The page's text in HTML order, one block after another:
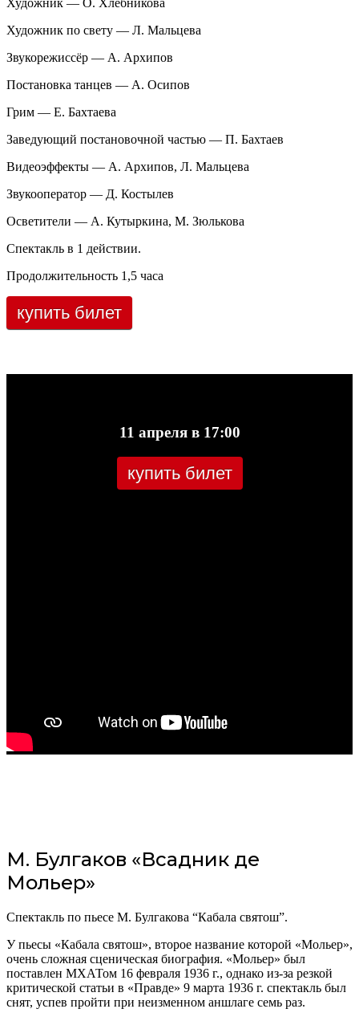
Художник — О. Хлебникова
Художник по свету — Л. Мальцева
Звукорежиссёр — А. Архипов
Постановка танцев — А. Осипов
Грим — Е. Бахтаева
Заведующий постановочной частью — П. Бахтаев
Видеоэффекты — А. Архипов, Л. Мальцева
Звукооператор — Д. Костылев
Осветители — А. Кутыркина, М. Зюлькова
Спектакль в 1 действии.
Продолжительность 1,5 часа
купить билет
11 апреля в 17:00
купить билет
М. Булгаков «Всадник де
Мольер»
Спектакль по пьесе М. Булгакова “Кабала святош”.
У пьесы «Кабала святош», второе название которой «Мольер»,
очень сложная сценическая биография. «Мольер» был
поставлен МХАТом 16 февраля 1936 г., однако из-за резкой
критической статьи в «Правде» 9 марта 1936 г. спектакль был
снят, успев пройти при неизменном аншлаге семь раз.